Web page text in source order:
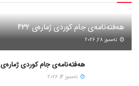
هەفتەنامەی جام کوردی ژمارەی 432
ته‌مموز 28, 2026
هەفتەنامەی جام کوردی ژمارەی 431
ته‌مموز 14, 2026